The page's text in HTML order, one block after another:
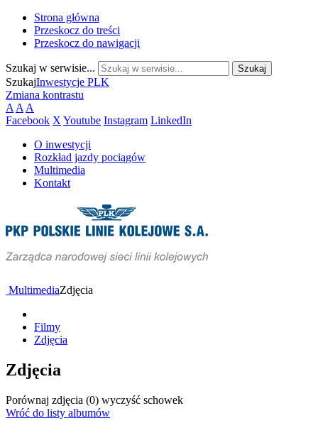
Strona główna
Przeskocz do treści
Przeskocz do nawigacji
Szukaj w serwisie...
SzukajInwestycje PLK
Zmiana kontrastu
A A A
Facebook X Youtube Instagram LinkedIn
O inwestycji
Rozkład jazdy pociągów
Multimedia
Kontakt
MultimediaZdjęcia
Filmy
Zdjęcia
Zdjęcia
Porównaj zdjęcia (0) wyczyść schowek
Wróć do listy albumów